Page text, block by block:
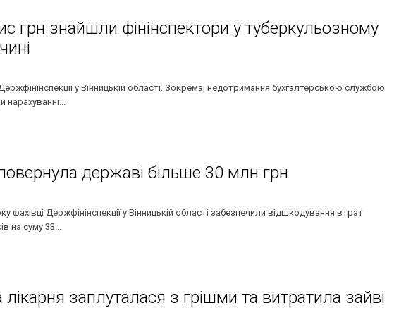
грн знайшли фінінспектори у туберкульозному
у Вінницькій області. Зокрема, недотримання бухгалтерською службою
нарахуванні...
державі більше 30 млн грн
фахівці Держфінінспекції у Вінницькій області забезпечили відшкодування втрат
на суму 33...
заплуталася з грішми та витратила зайві